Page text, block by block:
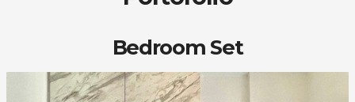
Bedroom Set